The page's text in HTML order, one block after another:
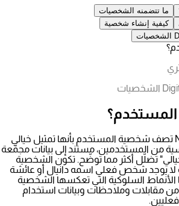
ما تتضمنه الشخصيات
كيفية إنشاء شخصية
تصف شخصية المستخدم بأنها تمثيل خيالي
من المستخدمين، مستند إلى بيانات مجمّعة
تضلّل أكثر مما توضّح. تكون الشخصية
لا يوجد شخص فعلي اسمه دانيال أو عائشة
السلوكية التي تعكسها الشخصية
مقابلات وملاحظات وبيانات استخدام